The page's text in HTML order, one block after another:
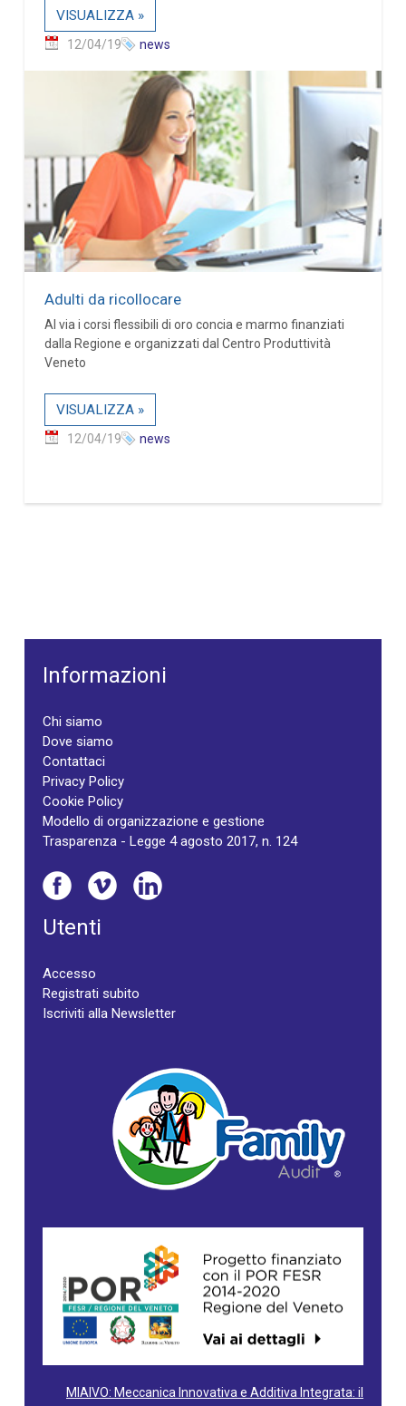
VISUALIZZA »
12/04/19 news
Adulti da ricollocare
Al via i corsi flessibili di oro concia e marmo finanziati
dalla Regione e organizzati dal Centro Produttività
Veneto
VISUALIZZA »
12/04/19 news
Informazioni
Chi siamo
Dove siamo
Contattaci
Privacy Policy
Cookie Policy
Modello di organizzazione e gestione
Trasparenza - Legge 4 agosto 2017, n. 124
Utenti
Accesso
Registrati subito
Iscriviti alla Newsletter
MIAIVO: Meccanica Innovativa e Additiva Integrata: il